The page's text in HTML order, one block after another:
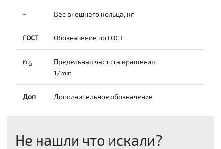
- Вес внешнего кольца, кг
ГОСТ Обозначение по ГОСТ
n G
Предельная частота вращения,
1/min
Доп Дополнительное обозначение
Не нашли что искали?